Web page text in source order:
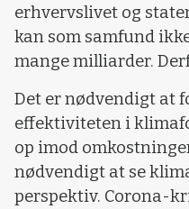
erhvervslivet og
kan som samfund
mange milliarder.
Det er nødvendigt at
effektiviteten i
op imod
nødvendigt at se
perspektiv. Corona-